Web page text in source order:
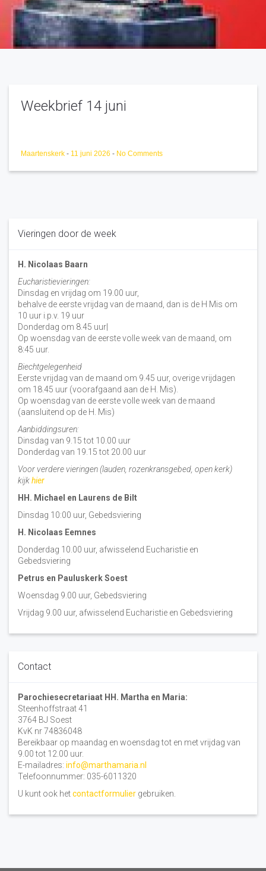
Weekbrief 14 juni
Maartenskerk - 11 juni 2026 - No Comments
Vieringen door de week
H. Nicolaas Baarn
Eucharistievieringen:
Dinsdag en vrijdag om 19.00 uur,
behalve de eerste vrijdag van de maand, dan is de H Mis om
10 uur i.p.v. 19 uur
Donderdag om 8.45 uur|
Op woensdag van de eerste volle week van de maand, om
8:45 uur.
Biechtgelegenheid
Eerste vrijdag van de maand om 9.45 uur, overige vrijdagen
om 18.45 uur (voorafgaand aan de H. Mis).
Op woensdag van de eerste volle week van de maand
(aansluitend op de H. Mis)
Aanbiddingsuren:
Dinsdag van 9.15 tot 10.00 uur
Donderdag van 19.15 tot 20.00 uur
Voor verdere vieringen (lauden, rozenkransgebed, open kerk)
kijkhier
HH. Michael en Laurens de Bilt
Dinsdag 10:00 uur, Gebedsviering
H. Nicolaas Eemnes
Donderdag 10.00 uur, afwisselend Eucharistie en
Gebedsviering
Petrus en Pauluskerk Soest
Woensdag 9.00 uur, Gebedsviering
Vrijdag 9.00 uur, afwisselend Eucharistie en Gebedsviering
Contact
Parochiesecretariaat HH. Martha en Maria:
Steenhoffstraat 41
3764 BJ Soest
KvK nr 74836048
Bereikbaar op maandag en woensdag tot en met vrijdag van
9.00 tot 12.00 uur.
E-mailadres: info@marthamaria.nl
Telefoonnummer: 035-6011320
U kunt ook hetcontactformulier gebruiken.